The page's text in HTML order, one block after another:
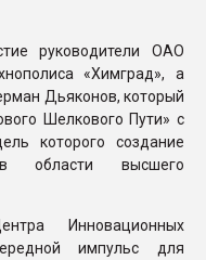
руководители ОАО
«Химград», а
Дьяконов, который
Шелкового Пути» с
которого создание
области высшего
Инновационных
импульс для